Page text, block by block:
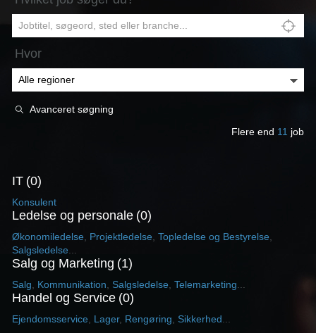
Hvor
Avanceret søgning
Flere end 11 job
IT 0
Konsulent
Ledelse og personale 0
Økonomiledelse Projektledelse Topledelse og Bestyrelse
Salgsledelse
Salg og Marketing 1
Salg Kommunikation Salgsledelse Telemarketing
Handel og Service 0
Ejendomsservice Lager, Rengøring Sikkerhed